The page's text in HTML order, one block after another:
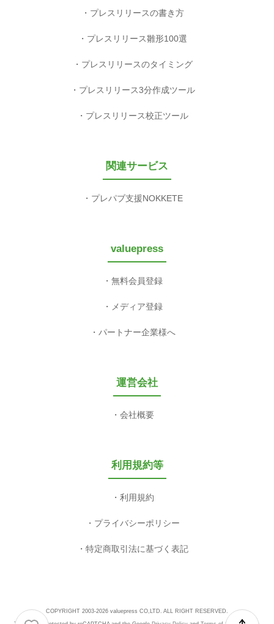
プレスリリースの書き方
プレスリリース雛形100選
プレスリリースのタイミング
プレスリリース3分作成ツール
プレスリリース校正ツール
関連サービス
プレパブ支援NOKKETE
valuepress
無料会員登録
メディア登録
パートナー企業様へ
運営会社
会社概要
利用規約等
利用規約
プライバシーポリシー
特定商取引法に基づく表記
COPYRIGHT 2003-2026 valuepress CO,LTD. ALL RIGHT RESERVED.